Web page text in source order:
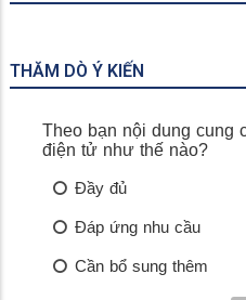
THĂM DÒ Ý KIẾN